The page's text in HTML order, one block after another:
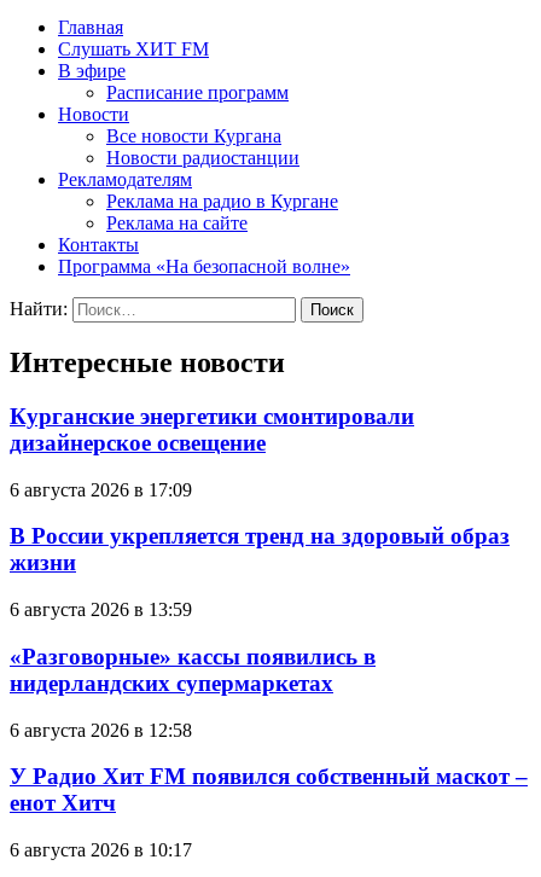
Главная
Слушать ХИТ FM
В эфире
Расписание программ
Новости
Все новости Кургана
Новости радиостанции
Рекламодателям
Реклама на радио в Кургане
Реклама на сайте
Контакты
Программа «На безопасной волне»
Найти:
Интересные новости
Курганские энергетики смонтировали
дизайнерское освещение
6 августа 2026 в 17:09
В России укрепляется тренд на здоровый образ
жизни
6 августа 2026 в 13:59
«Разговорные» кассы появились в
нидерландских супермаркетах
6 августа 2026 в 12:58
У Радио Хит FM появился собственный маскот –
енот Хитч
6 августа 2026 в 10:17